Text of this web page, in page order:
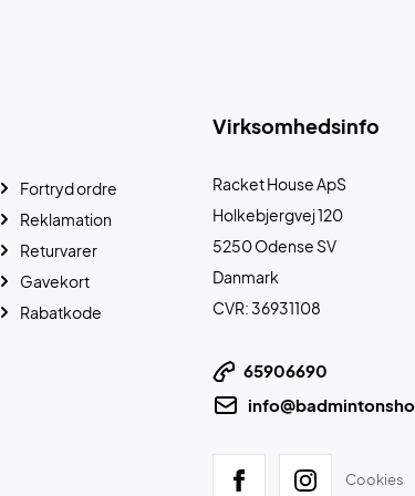
Virksomhedsinfo
Racket House ApS
Holkebjergvej 120
5250 Odense SV
Danmark
CVR: 36931108
65906690
Cookies
Fortryd ordre
Reklamation
Returvarer
Gavekort
Rabatkode